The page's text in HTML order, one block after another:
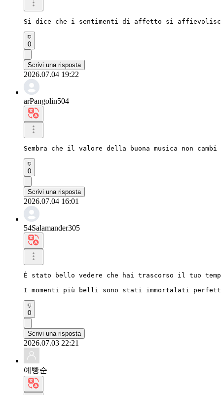
Si dice che i sentimenti di affetto si
0
Scrivi una risposta
2026.07.04 19:22
arPangolin504
Sembra che il valore della buona musica non
0
Scrivi una risposta
2026.07.04 16:01
54Salamander305
È stato bello vedere che hai trascorso il tuo
I momenti più belli sono stati immortalati
0
Scrivi una risposta
2026.07.03 22:21
예빵순